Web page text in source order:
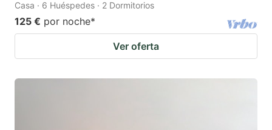
Casa · 6 Huéspedes · 2 Dormitorios
125 € por noche*
Ver oferta